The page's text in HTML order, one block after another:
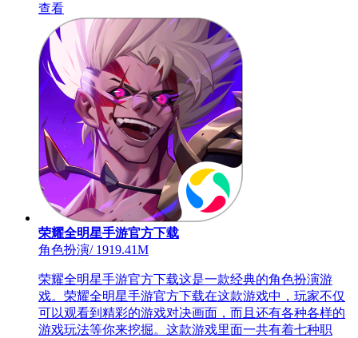
查看
荣耀全明星手游官方下载
角色扮演/1919.41M
荣耀全明星手游官方下载这是一款经典的角色扮演游
戏。荣耀全明星手游官方下载在这款游戏中，玩家不仅
可以观看到精彩的游戏对决画面，而且还有各种各样的
游戏玩法等你来挖掘。这款游戏里面一共有着七种职